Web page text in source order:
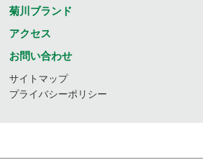
菊川ブランド
アクセス
お問い合わせ
サイトマップ
プライバシーポリシー